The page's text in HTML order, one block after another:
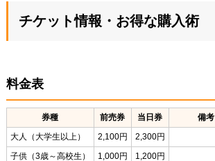
チケット情報・お得な購入術
料金表
券種 前売券 当日券
備考
大人（大学生以上）
2,100円
2,300円
子供（3歳～高校生）
1,000円
1,200円